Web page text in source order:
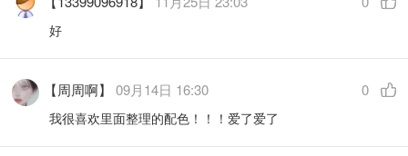
好
【周周啊】09月14日 16:30 0
我很喜欢里面整理的配色！！！爱了爱了